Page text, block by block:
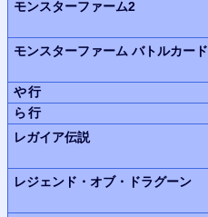
モンスターファーム2
モンスターファーム バトルカード
や行
ら行
レガイア伝説
レジェンド・オブ・ドラグーン